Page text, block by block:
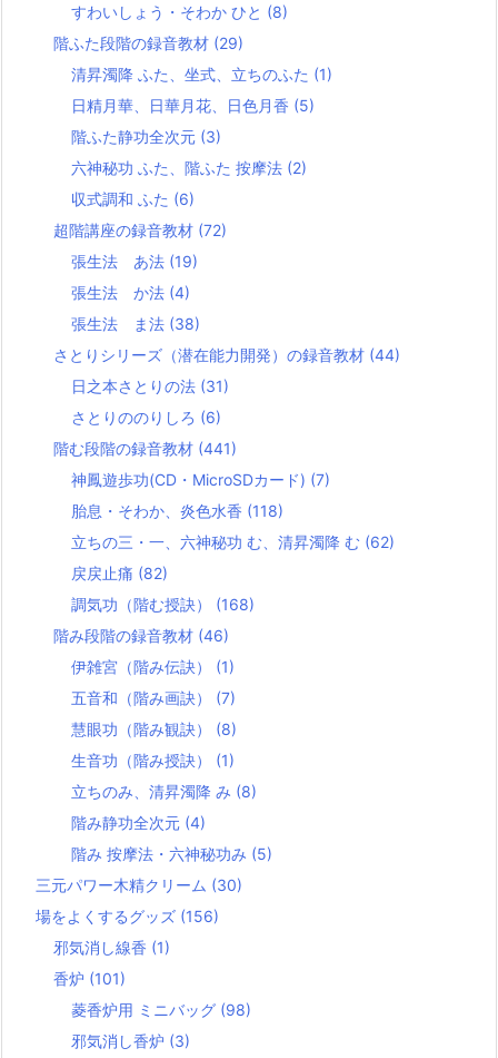
すわいしょう・そわか ひと (8)
階ふた段階の録音教材 (29)
清昇濁降 ふた、坐式、立ちのふた (1)
日精月華、日華月花、日色月香 (5)
階ふた静功全次元 (3)
六神秘功 ふた、階ふた 按摩法 (2)
収式調和 ふた (6)
超階講座の録音教材 (72)
張生法 あ法 (19)
張生法 か法 (4)
張生法 ま法 (38)
さとりシリーズ（潜在能力開発）の録音教材 (44)
日之本さとりの法 (31)
さとりののりしろ (6)
階む段階の録音教材 (441)
神鳳遊歩功(CD・MicroSDカード) (7)
胎息・そわか、炎色水香 (118)
立ちの三・一、六神秘功 む、清昇濁降 む (62)
戻戻止痛 (82)
調気功（階む授訣） (168)
階み段階の録音教材 (46)
伊雑宮（階み伝訣） (1)
五音和（階み画訣） (7)
慧眼功（階み観訣） (8)
生音功（階み授訣） (1)
立ちのみ、清昇濁降 み (8)
階み静功全次元 (4)
階み 按摩法・六神秘功み (5)
三元パワー木精クリーム (30)
場をよくするグッズ (156)
邪気消し線香 (1)
香炉 (101)
菱香炉用 ミニバッグ (98)
邪気消し香炉 (3)